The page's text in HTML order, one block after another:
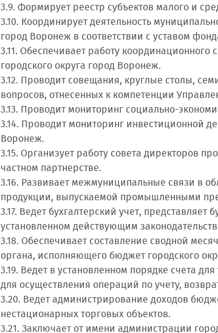
3.9. Формирует реестр субъектов малого и
3.10. Координирует деятельность
город Воронеж в соответствии с уставом
3.11. Обеспечивает работу
городского округа город Воронеж.
3.12. Проводит совещания, круглые столы,
вопросов, отнесенных к компетенции
3.13. Проводит мониторинг социально-
3.14. Проводит мониторинг инвестиционной
Воронеж.
3.15. Организует работу совета директоров
частном партнерстве.
3.16. Развивает межмуниципальные связи в
продукции, выпускаемой промышленными
3.17. Ведет бухгалтерский учет,
установленном действующим
3.18. Обеспечивает составление сводной
органа, исполняющего бюджет городского
3.19. Ведет в установленном порядке счета
для осуществления операций по учету,
3.20. Ведет администрирование доходов
нестационарных торговых объектов.
3.21. Заключает от имени администрации